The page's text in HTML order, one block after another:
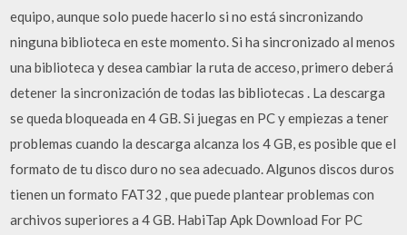
equipo, aunque solo puede hacerlo si no está sincronizando
ninguna biblioteca en este momento. Si ha sincronizado al menos
una biblioteca y desea cambiar la ruta de acceso, primero deberá
detener la sincronización de todas las bibliotecas . La descarga
se queda bloqueada en 4 GB. Si juegas en PC y empiezas a tener
problemas cuando la descarga alcanza los 4 GB, es posible que el
formato de tu disco duro no sea adecuado. Algunos discos duros
tienen un formato FAT32 , que puede plantear problemas con
archivos superiores a 4 GB. HabiTap Apk Download For PC